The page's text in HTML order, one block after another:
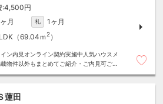
4,500円
月 礼
1ヶ月
（69.04ｍ 2）
ン内見オンライン契約実施中人気ハウスメ
物件以外もまとめてご紹介・ご内見可ご予
蓮田